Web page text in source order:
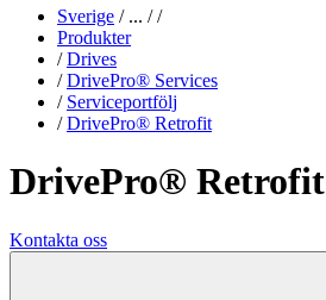
Sverige /... / /
Produkter
/ Drives
/ DrivePro® Services
/ Serviceportfölj
/ DrivePro® Retrofit
DrivePro® Retrofit
Kontakta oss